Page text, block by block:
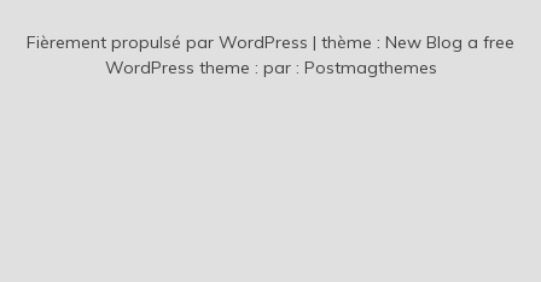
Fièrement propulsé par WordPress | thème : New Blog a free
WordPress theme : par : Postmagthemes